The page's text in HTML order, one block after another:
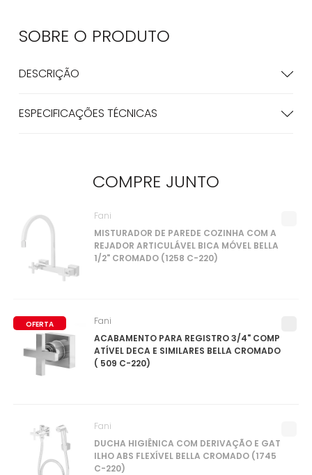
SOBRE O PRODUTO
DESCRIÇÃO
ESPECIFICAÇÕES TÉCNICAS
COMPRE JUNTO
MISTURADOR DE PAREDE COZINHA COM A
REJADOR ARTICULÁVEL BICA MÓVEL BELLA
1/2" CROMADO (1258 C-220)
Fani
OFERTA
ACABAMENTO PARA REGISTRO 3/4" COMP
ATÍVEL DECA E SIMILARES BELLA CROMADO
( 509 C-220)
Fani
DUCHA HIGIÊNICA COM DERIVAÇÃO E GAT
ILHO ABS FLEXÍVEL BELLA CROMADO (1745
C-220)
Fani